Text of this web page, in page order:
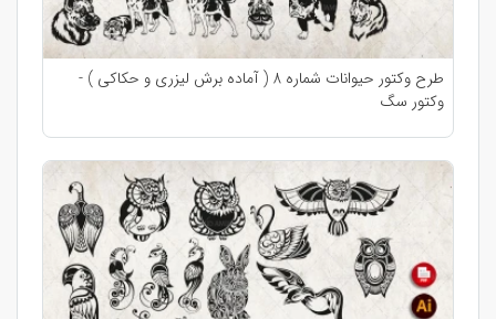
طرح وکتور حیوانات شماره 8 ( آماده برش لیزری و حکاکی ) -
وکتور سگ